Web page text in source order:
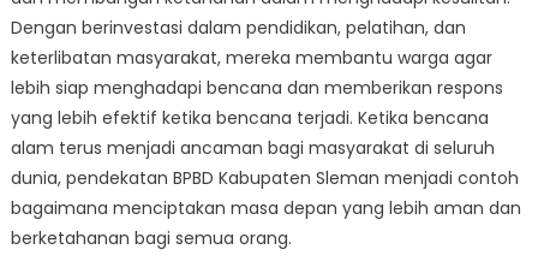
Dengan berinvestasi dalam pendidikan, pelatihan, dan
keterlibatan masyarakat, mereka membantu warga agar
lebih siap menghadapi bencana dan memberikan respons
yang lebih efektif ketika bencana terjadi. Ketika bencana
alam terus menjadi ancaman bagi masyarakat di seluruh
dunia, pendekatan BPBD Kabupaten Sleman menjadi contoh
bagaimana menciptakan masa depan yang lebih aman dan
berketahanan bagi semua orang.